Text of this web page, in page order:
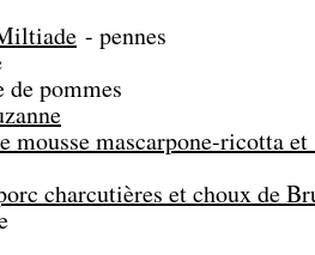
- pennes
pommes
mousse mascarpone-ricotta et
charcutières et choux de